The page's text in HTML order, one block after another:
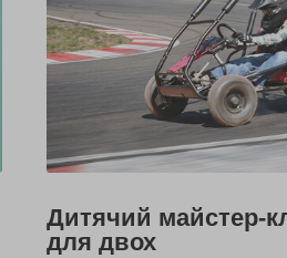
Дитячий майстер-
для двох